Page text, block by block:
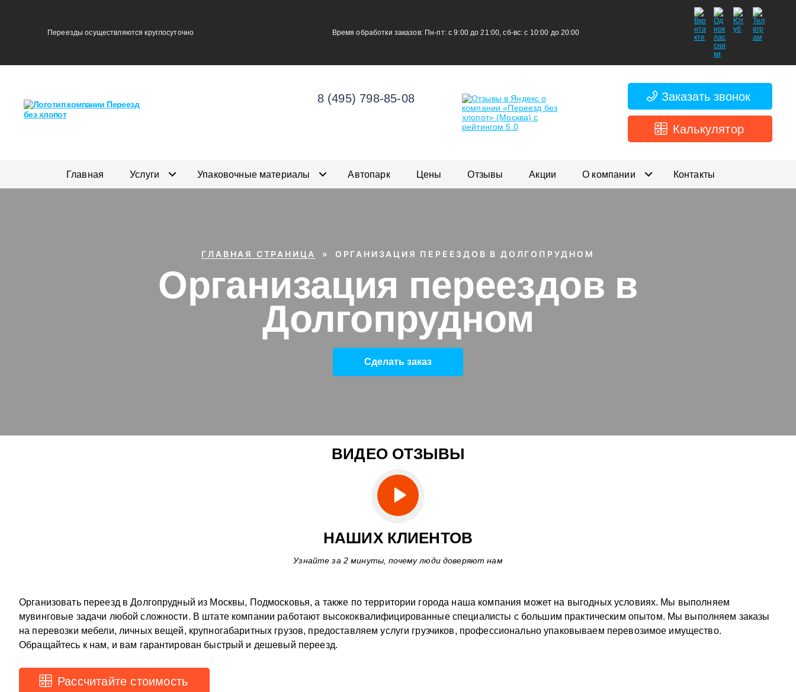
Переезды осуществляются круглосуточно Время обработки заказов: Пн-пт: с 9:00 до 21:00, сб-вс: с 10:00 до 20:00
8 (495) 798-85-08 Заказать звонок
Калькулятор
Главная Услуги Упаковочные материалы Автопарк Цены Отзывы Акции О компании Контакты
ГЛАВНАЯ СТРАНИЦА » ОРГАНИЗАЦИЯ ПЕРЕЕЗДОВ В ДОЛГОПРУДНОМ
Организация переездов в
Долгопрудном
Сделать заказ
ВИДЕО ОТЗЫВЫ
НАШИХ КЛИЕНТОВ
Узнайте за 2 минуты, почему люди доверяют нам
Организовать переезд в Долгопрудный из Москвы, Подмосковья, а также по территории города наша компания может на выгодных условиях. Мы выполняем
мувинговые задачи любой сложности. В штате компании работают высококвалифицированные специалисты с большим практическим опытом. Мы выполняем заказы
на перевозки мебели, личных вещей, крупногабаритных грузов, предоставляем услуги грузчиков, профессионально упаковываем перевозимое имущество.
Обращайтесь к нам, и вам гарантирован быстрый и дешевый переезд.
Рассчитайте стоимость